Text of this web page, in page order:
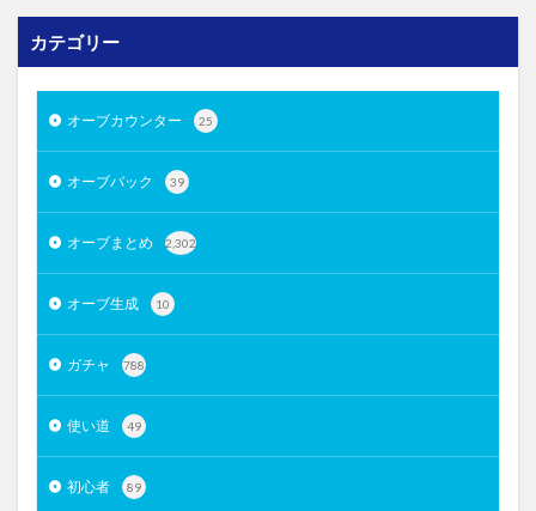
カテゴリー
オーブカウンター 25
オーブバック 39
オーブまとめ 2,302
オーブ生成 10
ガチャ 788
使い道 49
初心者 89